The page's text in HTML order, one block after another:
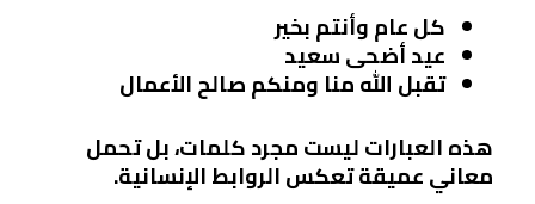
كل عام وأنتم بخير
عيد أضحى سعيد
تقبل الله منا ومنكم صالح الأعمال
هذه العبارات ليست مجرد كلمات، بل تحمل
معاني عميقة تعكس الروابط الإنسانية.